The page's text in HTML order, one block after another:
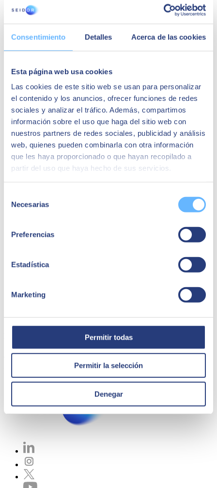
Consentimiento Detalles Acerca de las cookies
Esta página web usa cookies
Las cookies de este sitio web se usan para personalizar
el contenido y los anuncios, ofrecer funciones de redes
sociales y analizar el tráfico. Además, compartimos
información sobre el uso que haga del sitio web con
nuestros partners de redes sociales, publicidad y análisis
web, quienes pueden combinarla con otra información
que les haya proporcionado o que hayan recopilado a
partir del uso que haya hecho de sus servicios.
Necesarias
Preferencias
Estadística
Marketing
Permitir todas
Permitir la selección
Denegar
Intervenants
Jefe de sección en EL PAÍS.